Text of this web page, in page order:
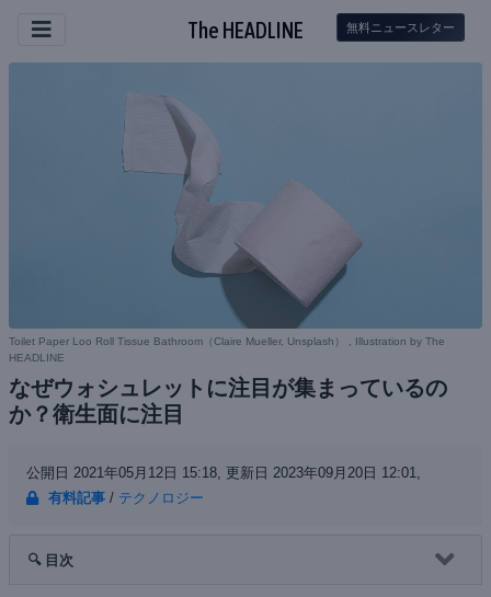
The HEADLINE 無料ニュースレター
Toilet Paper Loo Roll Tissue Bathroom（Claire Mueller, Unsplash ） , Illustration by The
HEADLINE
なぜウォシュレットに注目が集まっているの
か？衛生面に注目
公開日 2021年05月12日 15:18, 更新日 2023年09月20日 12:01,
有料記事 / テクノロジー
🔍 目次